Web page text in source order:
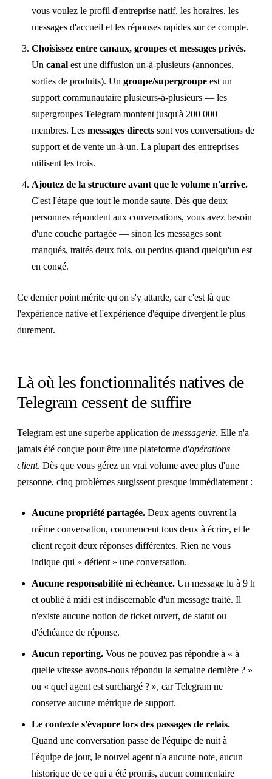
vous voulez le profil d'entreprise natif, les horaires, les
messages d'accueil et les réponses rapides sur ce compte.
Choisissez entre canaux, groupes et messages privés.
Un canal est une diffusion un-à-plusieurs (annonces,
sorties de produits). Un groupe/supergroupe est un
support communautaire plusieurs-à-plusieurs — les
supergroupes Telegram montent jusqu'à 200 000
membres. Les messages directs sont vos conversations de
support et de vente un-à-un. La plupart des entreprises
utilisent les trois.
Ajoutez de la structure avant que le volume n'arrive.
C'est l'étape que tout le monde saute. Dès que deux
personnes répondent aux conversations, vous avez besoin
d'une couche partagée — sinon les messages sont
manqués, traités deux fois, ou perdus quand quelqu'un est
en congé.
Ce dernier point mérite qu'on s'y attarde, car c'est là que
l'expérience native et l'expérience d'équipe divergent le plus
durement.
Là où les fonctionnalités natives de
Telegram cessent de suffire
Telegram est une superbe application de messagerie. Elle n'a
jamais été conçue pour être une plateforme d'opérations
client. Dès que vous gérez un vrai volume avec plus d'une
personne, cinq problèmes surgissent presque immédiatement :
Aucune propriété partagée. Deux agents ouvrent la
même conversation, commencent tous deux à écrire, et le
client reçoit deux réponses différentes. Rien ne vous
indique qui « détient » une conversation.
Aucune responsabilité ni échéance. Un message lu à 9 h
et oublié à midi est indiscernable d'un message traité. Il
n'existe aucune notion de ticket ouvert, de statut ou
d'échéance de réponse.
Aucun reporting. Vous ne pouvez pas répondre à « à
quelle vitesse avons-nous répondu la semaine dernière ? »
ou « quel agent est surchargé ? », car Telegram ne
conserve aucune métrique de support.
Le contexte s'évapore lors des passages de relais.
Quand une conversation passe de l'équipe de nuit à
l'équipe de jour, le nouvel agent n'a aucune note, aucun
historique de ce qui a été promis, aucun commentaire